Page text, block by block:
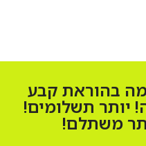
בהוראת קבע
יותר תשלומים!
משתלם!